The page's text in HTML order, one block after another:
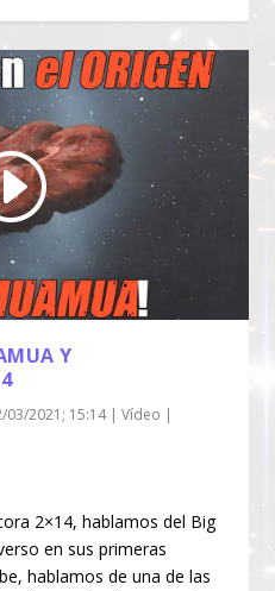
Y
03/2021; 15:14|Vídeo |
2×14, hablamos del Big
en sus primeras
hablamos de una de las